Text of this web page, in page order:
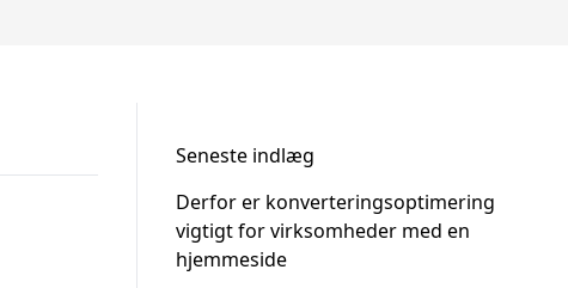
Seneste indlæg
Derfor er konverteringsoptimering
vigtigt for virksomheder med en
hjemmeside